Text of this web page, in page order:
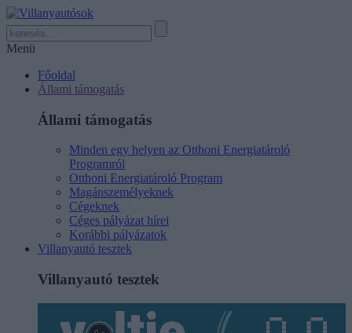
Menü
Főoldal
Állami támogatás
Állami támogatás
Minden egy helyen az Otthoni Energiatároló
Programról
Otthoni Energiatároló Program
Magánszemélyeknek
Cégeknek
Céges pályázat hírei
Korábbi pályázatok
Villanyautó tesztek
Villanyautó tesztek